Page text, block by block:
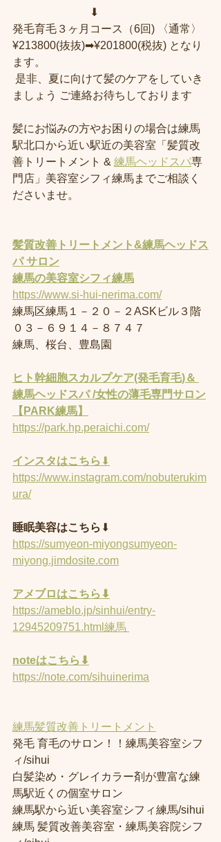
⬇︎
発毛育毛３ヶ月コース（6回) 〈通常〉
¥213800(抜抜)➡︎¥201800(税抜) となり
ます。
ましょう ご連絡お待ちしております
髪にお悩みの方やお困りの場合は練馬
駅北口から近い駅近の美容室「髪質改
善トリートメント & 練馬ヘッドスパ専
門店」美容室シフィ練馬までご相談く
ださいませ。
髪質改善トリートメント&練馬ヘッドス
パ サロン
練馬の美容室シフィ練馬
https://www.si-hui-nerima.com/
練馬区練馬１－２０－２ASKビル３階
０３－６９１４－８７４７
練馬、桜台、豊島園
ヒト幹細胞スカルプケア(発毛育毛)＆
練馬ヘッドスパ /女性の薄毛専門サロン
【PARK練馬】
https://park.hp.peraichi.com/
インスタはこちら ⬇︎
https://www.instagram.com/nobuterukim
ura/
睡眠美容はこちら ⬇︎
https://sumyeon-miyongsumyeon-
miyong.jimdosite.com
アメブロはこちら⬇︎
https://ameblo.jp/sinhui/entry-
12945209751.html練馬
noteはこちら⬇︎
https://note.com/sihuinerima
練馬髪質改善トリートメント
発毛 育毛のサロン！！練馬美容室シフ
ィ/sihui
白髪染め・グレイカラー剤が豊富な練
馬駅近くの個室サロン
練馬駅から近い美容室シフィ練馬/sihui
練馬 髪質改善美容室・練馬美容院シフ